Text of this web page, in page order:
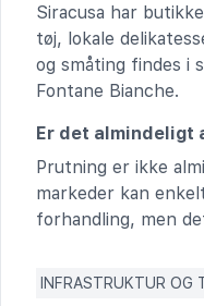
Siracusa har
tøj, lokale
og småting findes i
Fontane Bianche.
Er det almindeligt
Prutning er ikke
markeder kan
forhandling, men
INFRASTRUKTUR OG